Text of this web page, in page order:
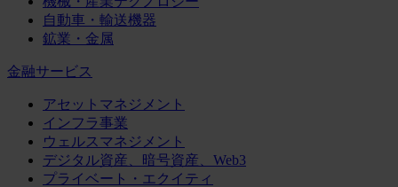
自動車・輸送機器
鉱業・金属
金融サービス
アセットマネジメント
インフラ事業
ウェルスマネジメント
デジタル資産、暗号資産、Web3
プライベート・エクイティ